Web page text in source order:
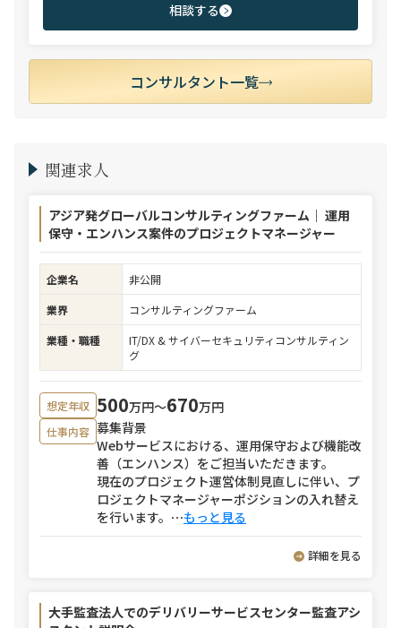
相談する
コンサルタント一覧
関連求人
アジア発グローバルコンサルティングファーム｜ 運用
保守・エンハンス案件のプロジェクトマネージャー
企業名
非公開
業界
コンサルティングファーム
業種・職種
IT/DX & サイバーセキュリティコンサルティン
グ
想定年収 500万円〜670万円
仕事内容 募集背景
Webサービスにおける、運用保守および機能改
善（エンハンス）をご担当いただきます。
現在のプロジェクト運営体制見直しに伴い、プ
ロジェクトマネージャーポジションの入れ替え
を行います。 ⋯もっと見る
詳細を見る
大手監査法人でのデリバリーサービスセンター監査アシ